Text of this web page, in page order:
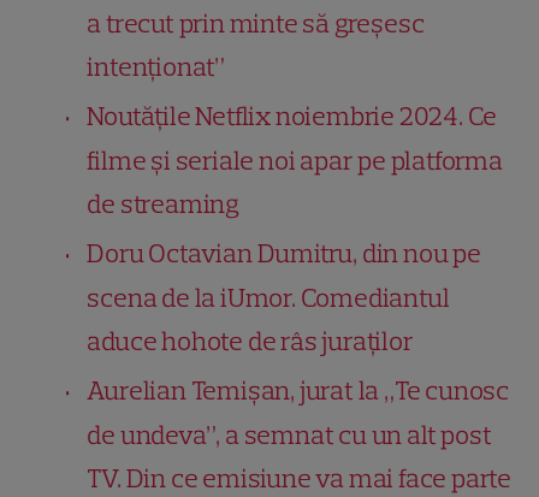
a trecut prin minte să greşesc
intenţionat”
Noutățile Netflix noiembrie 2024. Ce
filme și seriale noi apar pe platforma
de streaming
Doru Octavian Dumitru, din nou pe
scena de la iUmor. Comediantul
aduce hohote de râs juraților
Aurelian Temișan, jurat la „Te cunosc
de undeva”, a semnat cu un alt post
TV. Din ce emisiune va mai face parte